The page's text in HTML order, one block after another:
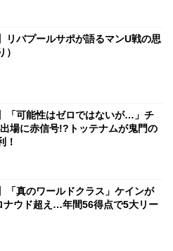
リバプールサポが語るマンU戦の思
「可能性はゼロではないが…」チ
場に赤信号!?トッテナムが鬼門の
！
「真のワールドクラス」ケインが
ナウド超え…年間56得点で5大リー